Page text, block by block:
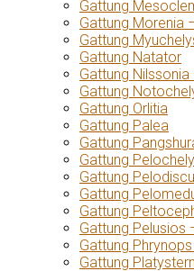
Gattung
Gattung Morenia
Gattung
Gattung Natator
Gattung
Gattung
Gattung Orlitia
Gattung Palea
Gattung
Gattung
Gattung
Gattung
Gattung
Gattung Pelusios
Gattung
Gattung